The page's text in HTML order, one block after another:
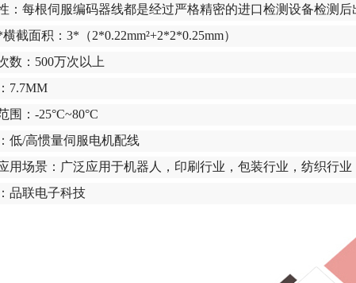
：每根伺服编码器线都是经过严格精密的进口检测设备检测后
截面积：3*（2*0.22mm²+2*2*0.25mm）
数：500万次以上
7.7MM
围：-25°C~80°C
低/高惯量伺服电机配线
用场景：广泛应用于机器人，印刷行业，包装行业，纺织行
品联电子科技